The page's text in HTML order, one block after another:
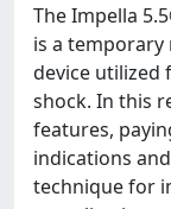
The Impella
is a
device utilized
shock. In this
features,
indications
technique for